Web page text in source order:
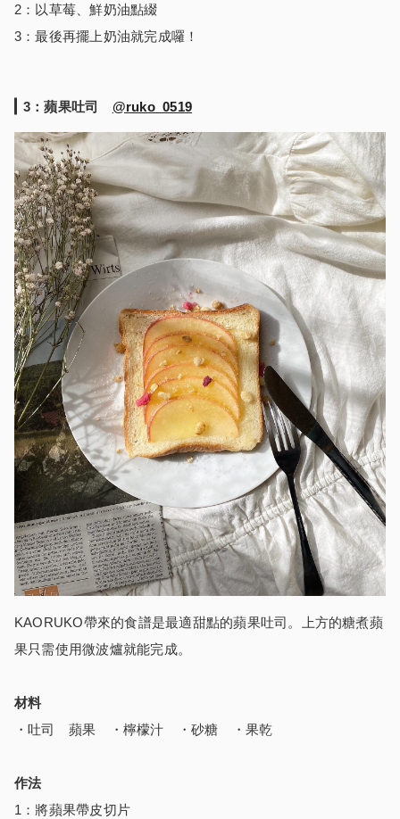
2：以草莓、鮮奶油點綴
3：最後再擺上奶油就完成囉！
3 ：蘋果吐司 @ruko_0519
KAORUKO帶來的食譜是最適甜點的蘋果吐司。上方的糖煮蘋
果只需使用微波爐就能完成。
材料
・吐司 蘋果 ・檸檬汁 ・砂糖 ・果乾
作法
1：將蘋果帶皮切片